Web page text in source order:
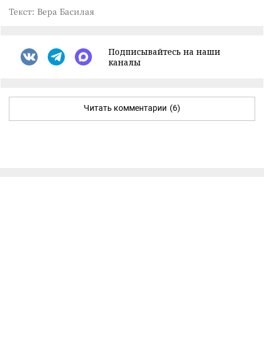
Текст: Вера Басилая
Подписывайтесь на наши
каналы
Читать комментарии (6)